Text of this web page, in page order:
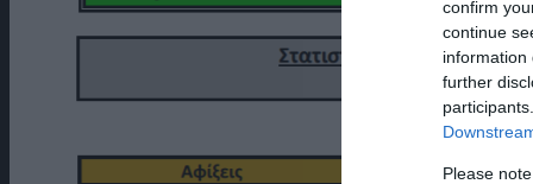
confirm
continue
information
further
Please